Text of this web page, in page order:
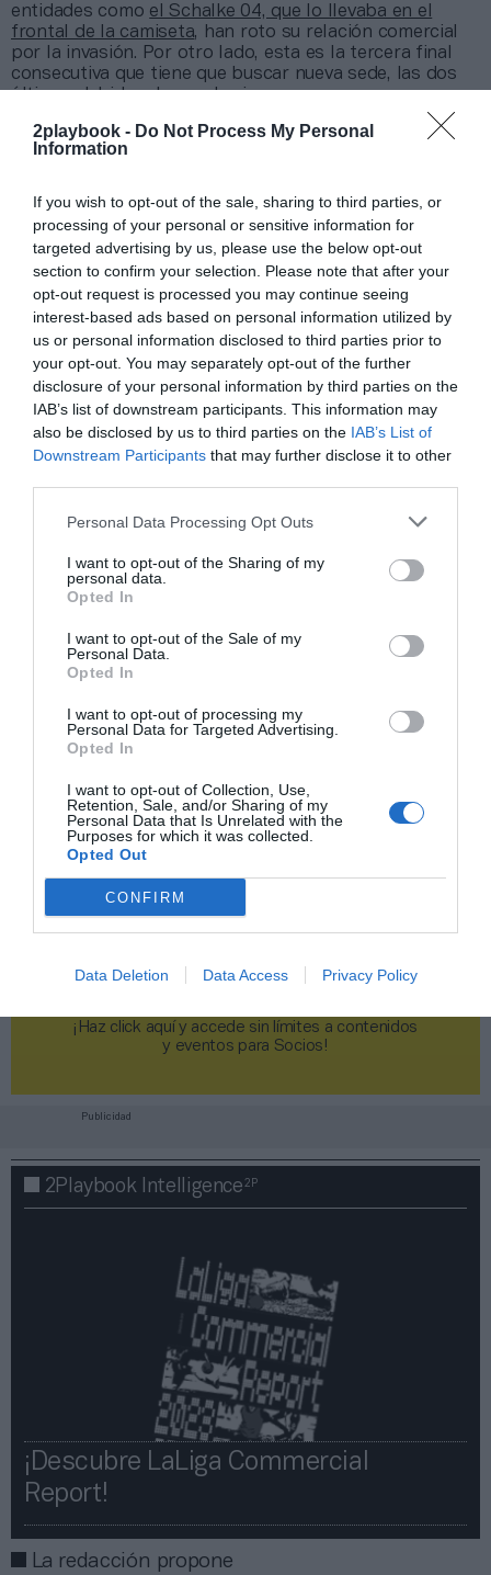
2playbook - Do Not Process My Personal
Information
If you wish to opt-out of the sale, sharing to third parties, or
processing of your personal or sensitive information for
targeted advertising by us, please use the below opt-out
section to confirm your selection. Please note that after your
opt-out request is processed you may continue seeing
interest-based ads based on personal information utilized by
us or personal information disclosed to third parties prior to
your opt-out. You may separately opt-out of the further
disclosure of your personal information by third parties on the
IAB’s list of downstream participants. This information may
also be disclosed by us to third parties on the IAB’s List of
Downstream Participants that may further disclose it to other
Personal Data Processing Opt Outs
I want to opt-out of the Sharing of my
personal data.
Opted In
I want to opt-out of the Sale of my
Personal Data.
Opted In
I want to opt-out of processing my
Personal Data for Targeted Advertising.
Opted In
I want to opt-out of Collection, Use,
Retention, Sale, and/or Sharing of my
Personal Data that Is Unrelated with the
Purposes for which it was collected.
Opted Out
CONFIRM
Data Deletion Data Access Privacy Policy
Índex2P
Champions League
entidades como el Schalke 04, que lo llevaba en el
frontal de la camiseta, han roto su relación comercial
por la invasión. Por otro lado, esta es la tercera final
consecutiva que tiene que buscar nueva sede, las dos
últimas debido a la pandemia.
Añadir2Playbook
como fuente preferida de Google
ACTIVAR AHORA
Compartir
Imprimir
Publicidad
2Playbook Club
¡Haz click aquí y accede sin límites a contenidos
y eventos para Socios!​​​​​​​
Publicidad
2Playbook Intelligence2P
¡Descubre LaLiga Commercial
Report!​​
La redacción propone